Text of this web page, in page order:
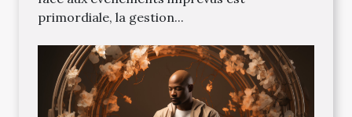
primordiale, la gestion...